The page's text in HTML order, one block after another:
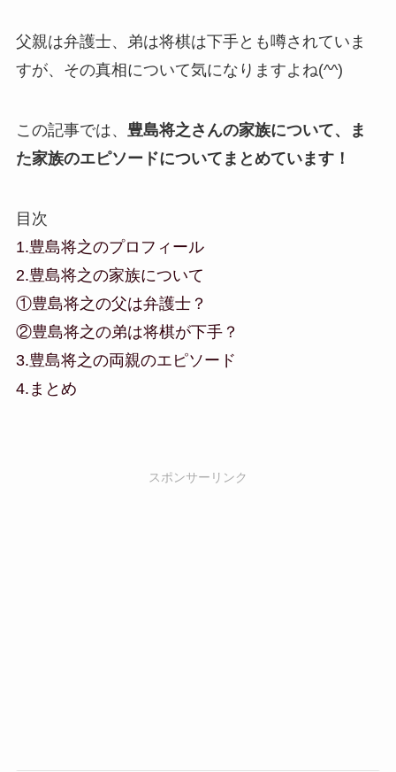
父親は弁護士、弟は将棋は下手とも噂されていま
すが、その真相について気になりますよね(^^)
この記事では、 豊島将之さんの家族について、ま
た家族のエピソードについてまとめています！
目次
1.豊島将之のプロフィール
2.豊島将之の家族について
①豊島将之の父は弁護士？
②豊島将之の弟は将棋が下手？
3.豊島将之の両親のエピソード
4.まとめ
スポンサーリンク